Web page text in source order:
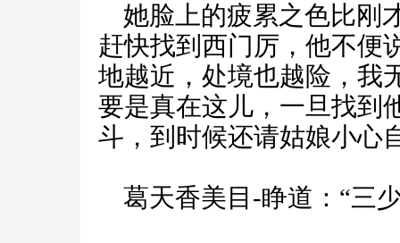
她脸上的疲累之色比刚
赶快找到西门厉，他不便
地越近，处境也越险，我
要是真在这儿，一旦找到
斗，到时候还请姑娘小心
葛天香美目-睁道：“三